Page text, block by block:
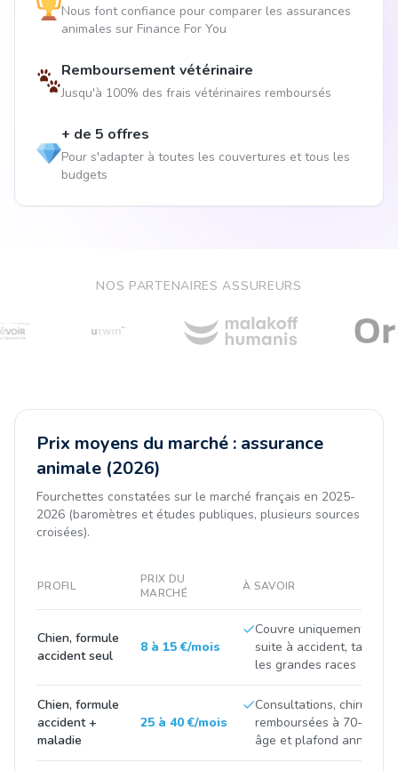
Nous font confiance pour comparer les assurances
animales sur Finance For You
Remboursement vétérinaire
Jusqu'à 100% des frais vétérinaires remboursés
+ de 5 offres
Pour s'adapter à toutes les couvertures et tous les
budgets
NOS PARTENAIRES ASSUREURS
Prix moyens du marché : assurance
animale (2026)
Fourchettes constatées sur le marché français en 2025-
2026 (baromètres et études publiques, plusieurs sources
croisées).
PROFIL
PRIX DU
MARCHÉ
À SAVOIR
Chien, formule
accident seul
8 à 15 €/mois
Couvre uniquement les
suite à accident, tarif
les grandes races
Chien, formule
accident +
maladie
25 à 40 €/mois
Consultations,
remboursées à 70-90
âge et plafond annuel